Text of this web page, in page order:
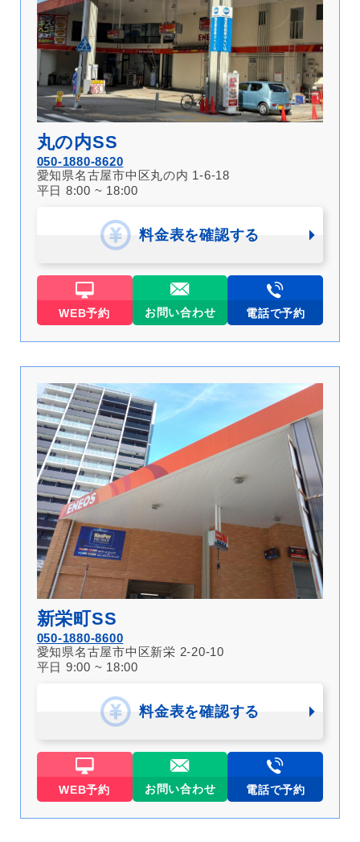
丸の内SS
050-1880-8620
愛知県名古屋市中区丸の内 1-6-18
平日 8:00 ~ 18:00
料金表を確認する
WEB予約 お問い合わせ 電話で予約
新栄町SS
050-1880-8600
愛知県名古屋市中区新栄 2-20-10
平日 9:00 ~ 18:00
料金表を確認する
WEB予約 お問い合わせ 電話で予約